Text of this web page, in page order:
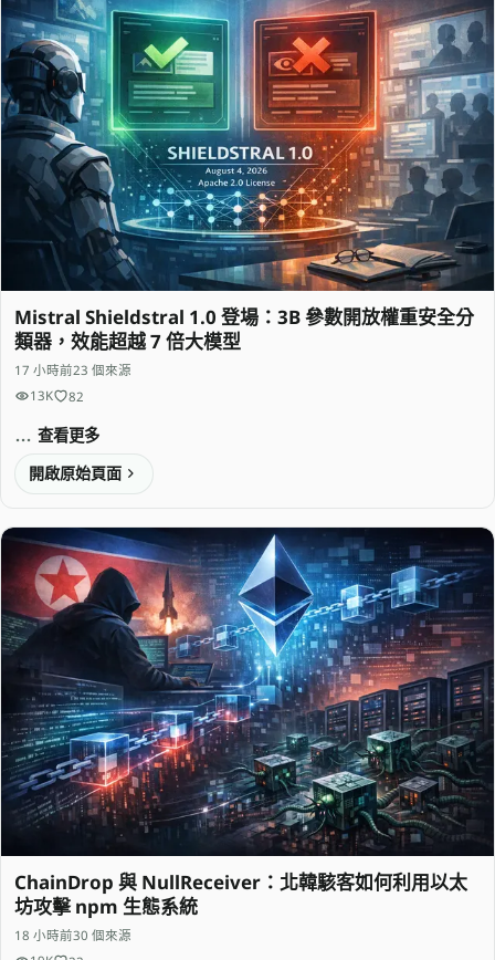
Mistral Shieldstral 1.0 登場：3B 參數開放權重安全分
類器，效能超越 7 倍大模型
17 小時前23 個來源
13K
82
查看更多
開啟原始頁面
ChainDrop 與 NullReceiver：北韓駭客如何利用以太
坊攻擊 npm 生態系統
18 小時前30 個來源